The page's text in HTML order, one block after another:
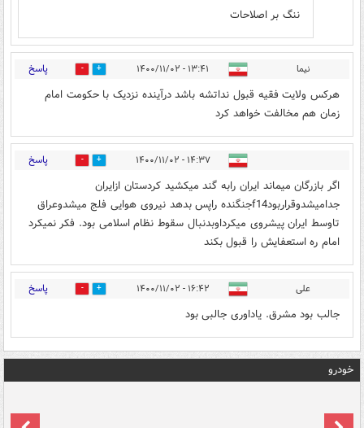
ننگ بر اصلاحات
نیما ۱۳:۴۱ - ۱۴۰۰/۱۱/۰۲ 8 پاسخ
هرکس ولایت فقیه قبول نداتشه باشد درآینده نزدیک با حکومت امام
زمان هم مخالفت خواهد کرد
۱۴:۳۷ - ۱۴۰۰/۱۱/۰۲ 6 پاسخ
اگر بازرگان میماند ایران رابه گند میکشید کردستان ازایران
جدامیشدوقراربودf14جنگنده راپس بدهد نیروی هوایی فلج میشدوعراق
تاوسط ایران پیشروی میکرداوبدنبال سقوط نظام اسلامی بود. فکر نمیکرد
امام ره استعفایش را قبول بکند
علی ۱۶:۴۲ - ۱۴۰۰/۱۱/۰۲ 2 پاسخ
جالب بود مشرق. یاداوری جالبی بود
خودرو